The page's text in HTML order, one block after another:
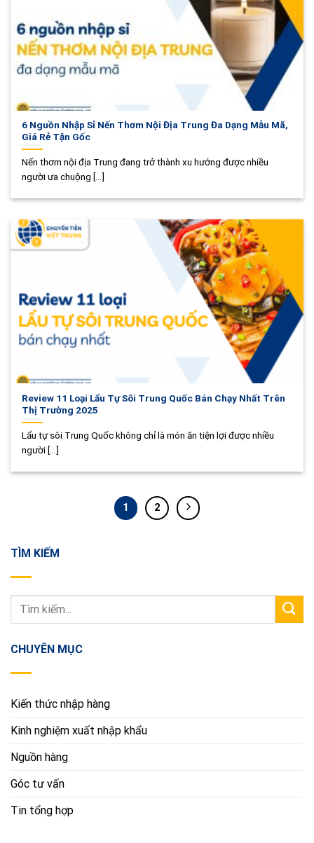
6 Nguồn Nhập Sỉ Nến Thơm Nội Địa Trung Đa Dạng Mẫu Mã,
Giá Rẻ Tận Gốc
Nến thơm nội địa Trung đang trở thành xu hướng được nhiều
người ưa chuộng [...]
Review 11 Loại Lẩu Tự Sôi Trung Quốc Bán Chạy Nhất Trên
Thị Trường 2025
Lẩu tự sôi Trung Quốc không chỉ là món ăn tiện lợi được nhiều
người [...]
1 2
TÌM KIẾM
CHUYÊN MỤC
Kiến thức nhập hàng
Kinh nghiệm xuất nhập khẩu
Nguồn hàng
Góc tư vấn
Tin tổng hợp